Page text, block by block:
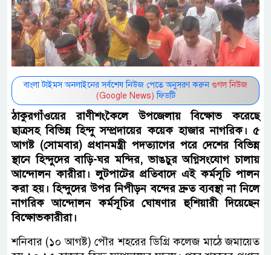
বাংলা টাইমস অনলাইনের সর্বশেষ নিউজ পেতে অনুসরণ করুন গুগল নিউজ
(Google News) ফিডটি
ঠাকুরগাঁওয়ের রাণীশংকৈলে উপজেলায় বিক্ষোভ করেছে
ছাত্রসহ বিভিন্ন হিন্দু সম্প্রদায়ের কয়েক হাজার নাগরিক। ৫
আগষ্ট (সোমবার) প্রধানমন্ত্রী পদত্যাগের পরে দেশের বিভিন্ন
স্থানে হিন্দুদের বাড়ি-ঘর মন্দির, ভাঙচুর অগ্নিসংযোগ চালায়
আন্দোলন কারীরা। লুটপাটের প্রতিবাদে এই কর্মসূচি পালন
করা হয়। হিন্দুদের উপর নিপীড়ন বন্দের দ্রুত ব্যবস্থা না নিলে
নাগরিক আন্দোলন কর্মসূচির ঘোষণার হুশিয়ারী দিয়েছেন
বিক্ষোভকারীরা।
শনিবার (১০ আগষ্ট) পৌর শহরের ডিগ্রি কলেজ মাঠে জমায়েত